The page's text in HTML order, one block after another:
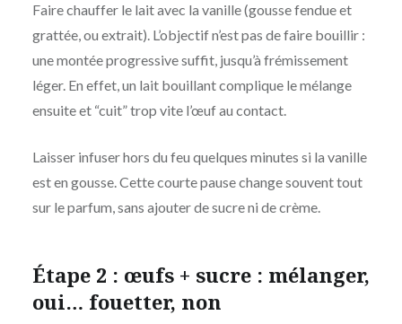
Faire chauffer le lait avec la vanille (gousse fendue et
grattée, ou extrait). L’objectif n’est pas de faire bouillir :
une montée progressive suffit, jusqu’à frémissement
léger. En effet, un lait bouillant complique le mélange
ensuite et “cuit” trop vite l’œuf au contact.
Laisser infuser hors du feu quelques minutes si la vanille
est en gousse. Cette courte pause change souvent tout
sur le parfum, sans ajouter de sucre ni de crème.
Étape 2 : œufs + sucre : mélanger,
oui… fouetter, non